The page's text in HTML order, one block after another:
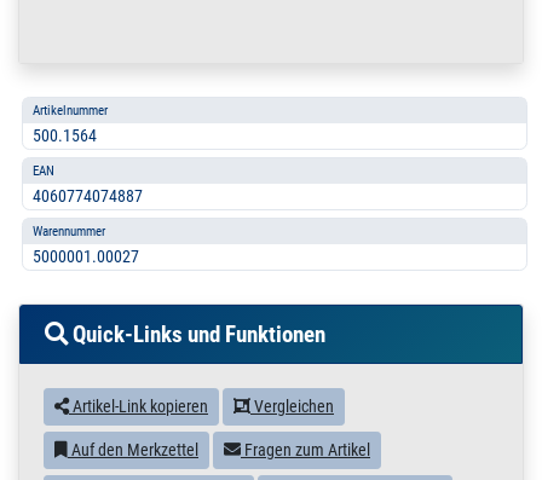
Artikelnummer
500.1564
EAN
4060774074887
Warennummer
5000001.00027
Quick-Links und Funktionen
Artikel-Link kopieren Vergleichen
Auf den Merkzettel Fragen zum Artikel